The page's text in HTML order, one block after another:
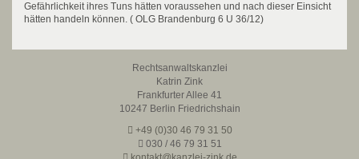
Gefährlichkeit ihres Tuns hätten voraussehen und nach dieser Einsicht
hätten handeln können. ( OLG Brandenburg 6 U 36/12)
Rechtsanwaltskanzlei
Katrin Zink
Frankfurter Allee 41
10247 Berlin Friedrichshain
+49 (0)30 46 79 31 50
030 / 46 79 31 51